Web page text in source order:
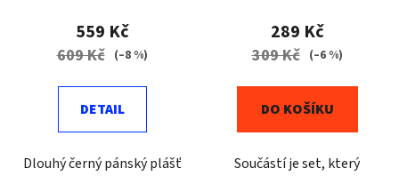
559 Kč
609 Kč (–8 %)
DETAIL
Dlouhý černý pánský plášť
289 Kč
309 Kč (–6 %)
DO KOŠÍKU
Součástí je set, který